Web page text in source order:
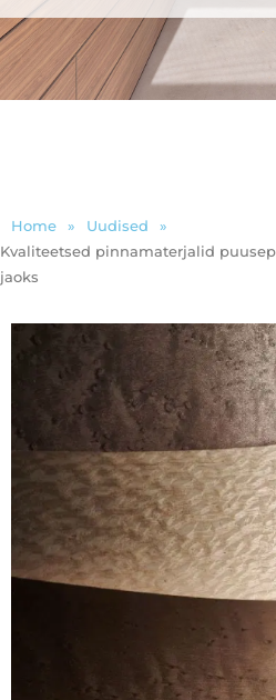
Home » Uudised
»
Kvaliteetsed pinnamaterjalid
jaoks